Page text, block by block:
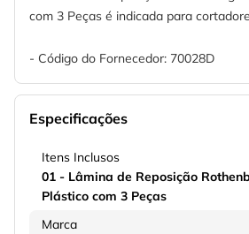
com 3 Peças é indicada para
- Código do Fornecedor: 70028D
Especificações
Itens Inclusos
01 - Lâmina de Reposição
Plástico com 3 Peças
Marca